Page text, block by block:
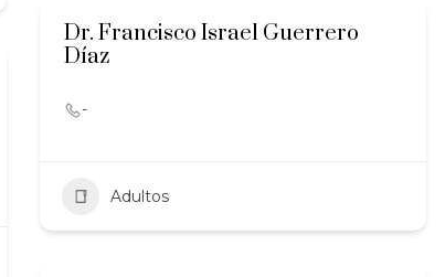
Dr. Francisco Israel Guerrero
Díaz
-
Adultos